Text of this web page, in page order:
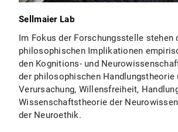
Sellmaier Lab
Im Fokus der Forschungsstelle stehen
philosophischen Implikationen
den Kognitions- und
der philosophischen Handlungstheorie
Verursachung, Willensfreiheit,
Wissenschaftstheorie der
der Neuroethik.